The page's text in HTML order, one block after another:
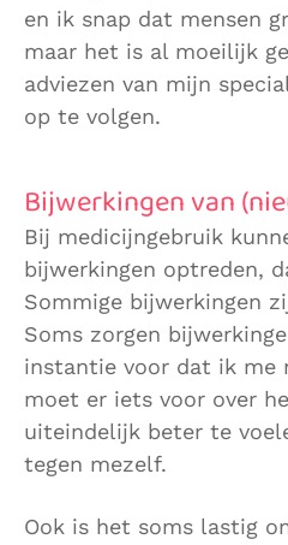
en ik snap dat mensen
maar het is al moeilijk
adviezen van mijn
op te volgen.
Bijwerkingen van
Bij medicijngebruik
bijwerkingen optreden,
Sommige bijwerkingen
Soms zorgen
instantie voor dat ik me
moet er iets voor over
uiteindelijk beter te
tegen mezelf.
Ook is het soms lastig